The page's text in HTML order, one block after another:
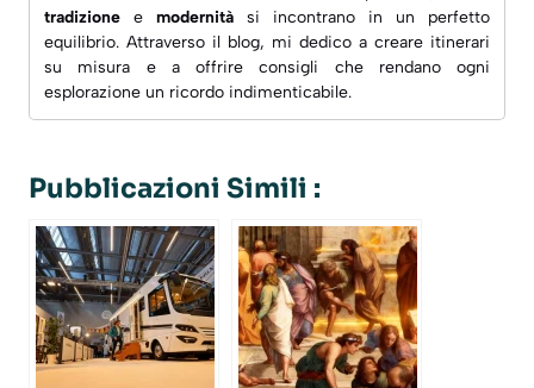
tradizione e modernità si incontrano in un perfetto
equilibrio. Attraverso il blog, mi dedico a creare itinerari
su misura e a offrire consigli che rendano ogni
esplorazione un ricordo indimenticabile.
Pubblicazioni Simili :